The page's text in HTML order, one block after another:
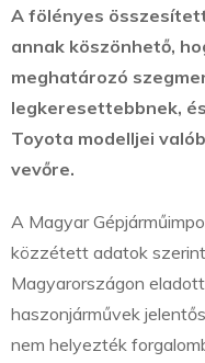
A fölényes
annak köszönhető,
meghatározó
legkeresettebbnek,
Toyota modelljei
vevőre.
A Magyar
közzétett adatok
Magyarországon
haszonjárművek
nem helyezték